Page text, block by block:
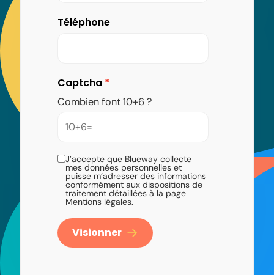
Téléphone
Captcha
Combien font 10+6 ?
J’accepte que Blueway collecte
mes données personnelles et
puisse m’adresser des informations
conformément aux dispositions de
traitement détaillées à la page
Mentions légales.
Visionner